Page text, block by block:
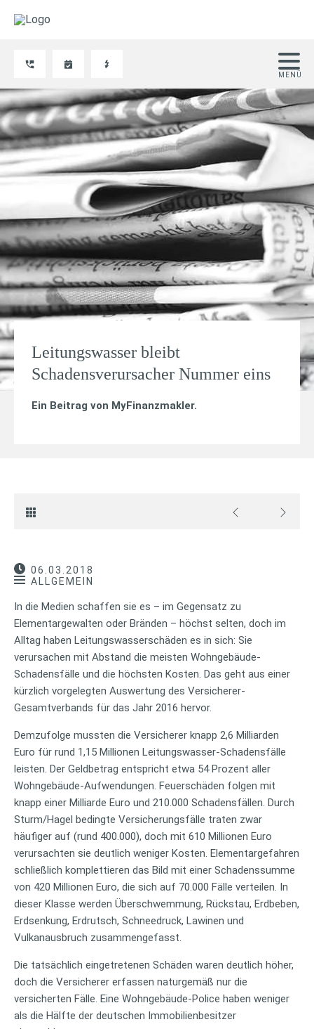
Leitungswasser bleibt
Schadensverursacher Nummer eins
Ein Beitrag von MyFinanzmakler.
06.03.2018
ALLGEMEIN
In die Medien schaffen sie es – im Gegensatz zu
Elementargewalten oder Bränden – höchst selten, doch im
Alltag haben Leitungswasserschäden es in sich: Sie
verursachen mit Abstand die meisten Wohngebäude-
Schadensfälle und die höchsten Kosten. Das geht aus einer
kürzlich vorgelegten Auswertung des Versicherer-
Gesamtverbands für das Jahr 2016 hervor.
Demzufolge mussten die Versicherer knapp 2,6 Milliarden
Euro für rund 1,15 Millionen Leitungswasser-Schadensfälle
leisten. Der Geldbetrag entspricht etwa 54 Prozent aller
Wohngebäude-Aufwendungen. Feuerschäden folgen mit
knapp einer Milliarde Euro und 210.000 Schadensfällen. Durch
Sturm/Hagel bedingte Versicherungsfälle traten zwar
häufiger auf (rund 400.000), doch mit 610 Millionen Euro
verursachten sie deutlich weniger Kosten. Elementargefahren
schließlich komplettieren das Bild mit einer Schadenssumme
von 420 Millionen Euro, die sich auf 70.000 Fälle verteilen. In
dieser Klasse werden Überschwemmung, Rückstau, Erdbeben,
Erdsenkung, Erdrutsch, Schneedruck, Lawinen und
Vulkanausbruch zusammengefasst.
Die tatsächlich eingetretenen Schäden waren deutlich höher,
doch die Versicherer erfassen naturgemäß nur die
versicherten Fälle. Eine Wohngebäude-Police haben weniger
als die Hälfte der deutschen Immobilienbesitzer